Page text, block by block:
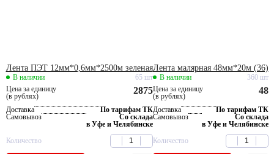
Лента ПЭТ 12мм*0,6мм*2500м зеленая
В наличии
65 шт
Цена за единицу
(в рублях)
2875
Доставка
По тарифам ТК
Самовывоз
Со склада
в Уфе и Челябинске
Количество
Лента малярная 48мм*20м (36)
В наличии
360 шт
Цена за единицу
(в рублях)
48
Доставка
По тарифам ТК
Самовывоз
Со склада
в Уфе и Челябинске
Количество